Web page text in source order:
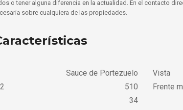
o tener alguna diferencia en la actualidad. En el contacto
sobre cualquiera de las propiedades.
Sauce de Portezuelo Vista
510 Frente
34